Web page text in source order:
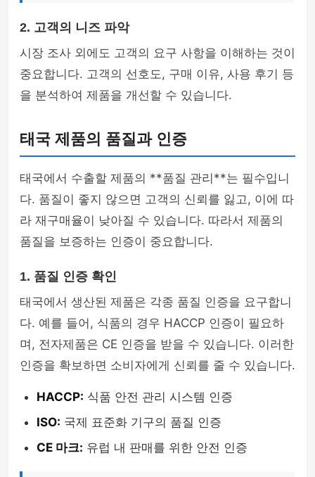
2. 고객의 니즈 파악
시장 조사 외에도 고객의 요구 사항을 이해하는 것이
중요합니다. 고객의 선호도, 구매 이유, 사용 후기 등
을 분석하여 제품을 개선할 수 있습니다.
태국 제품의 품질과 인증
태국에서 수출할 제품의 **품질 관리**는 필수입니
다. 품질이 좋지 않으면 고객의 신뢰를 잃고, 이에 따
라 재구매율이 낮아질 수 있습니다. 따라서 제품의
품질을 보증하는 인증이 중요합니다.
1. 품질 인증 확인
태국에서 생산된 제품은 각종 품질 인증을 요구합니
다. 예를 들어, 식품의 경우 HACCP 인증이 필요하
며, 전자제품은 CE 인증을 받을 수 있습니다. 이러한
인증을 확보하면 소비자에게 신뢰를 줄 수 있습니다.
HACCP: 식품 안전 관리 시스템 인증
ISO: 국제 표준화 기구의 품질 인증
CE 마크: 유럽 내 판매를 위한 안전 인증